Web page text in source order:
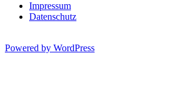
Impressum
Datenschutz
Powered by WordPress